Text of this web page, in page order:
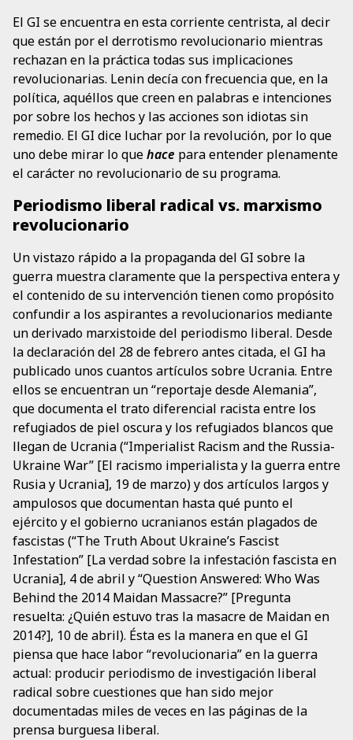
El GI se encuentra en esta corriente centrista, al decir
que están por el derrotismo revolucionario mientras
rechazan en la práctica todas sus implicaciones
revolucionarias. Lenin decía con frecuencia que, en la
política, aquéllos que creen en palabras e intenciones
por sobre los hechos y las acciones son idiotas sin
remedio. El GI dice luchar por la revolución, por lo que
uno debe mirar lo quehace para entender plenamente
el carácter no revolucionario de su programa.
Periodismo liberal radical vs. marxismo
revolucionario
Un vistazo rápido a la propaganda del GI sobre la
guerra muestra claramente que la perspectiva entera y
el contenido de su intervención tienen como propósito
confundir a los aspirantes a revolucionarios mediante
un derivado marxistoide del periodismo liberal. Desde
la declaración del 28 de febrero antes citada, el GI ha
publicado unos cuantos artículos sobre Ucrania. Entre
ellos se encuentran un “reportaje desde Alemania”,
que documenta el trato diferencial racista entre los
refugiados de piel oscura y los refugiados blancos que
llegan de Ucrania (“Imperialist Racism and the Russia-
Ukraine War” [El racismo imperialista y la guerra entre
Rusia y Ucrania], 19 de marzo) y dos artículos largos y
ampulosos que documentan hasta qué punto el
ejército y el gobierno ucranianos están plagados de
fascistas (“The Truth About Ukraine’s Fascist
Infestation” [La verdad sobre la infestación fascista en
Ucrania], 4 de abril y “Question Answered: Who Was
Behind the 2014 Maidan Massacre?” [Pregunta
resuelta: ¿Quién estuvo tras la masacre de Maidan en
2014?], 10 de abril). Ésta es la manera en que el GI
piensa que hace labor “revolucionaria” en la guerra
actual: producir periodismo de investigación liberal
radical sobre cuestiones que han sido mejor
documentadas miles de veces en las páginas de la
prensa burguesa liberal.